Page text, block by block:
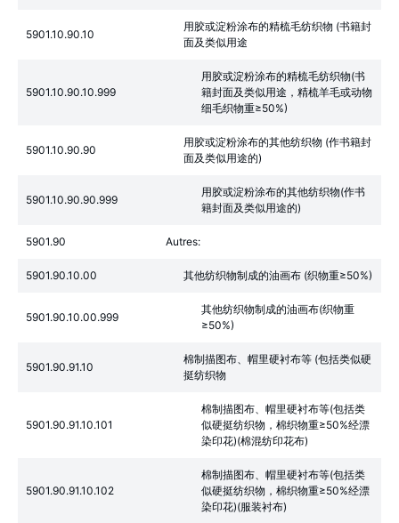
5901.10.90.10
用胶或淀粉涂布的精梳毛纺织物 (书籍封
面及类似用途
5901.10.90.10.999
用胶或淀粉涂布的精梳毛纺织物(书
籍封面及类似用途，精梳羊毛或动物
细毛织物重≥50%)
5901.10.90.90
用胶或淀粉涂布的其他纺织物 (作书籍封
面及类似用途的)
5901.10.90.90.999
用胶或淀粉涂布的其他纺织物(作书
籍封面及类似用途的)
5901.90 Autres:
5901.90.10.00 其他纺织物制成的油画布 (织物重≥50%)
5901.90.10.00.999
其他纺织物制成的油画布(织物重
≥50%)
5901.90.91.10
棉制描图布、帽里硬衬布等 (包括类似硬
挺纺织物
5901.90.91.10.101
棉制描图布、帽里硬衬布等(包括类
似硬挺纺织物，棉织物重≥50%经漂
染印花)(棉混纺印花布)
5901.90.91.10.102
棉制描图布、帽里硬衬布等(包括类
似硬挺纺织物，棉织物重≥50%经漂
染印花)(服装衬布)